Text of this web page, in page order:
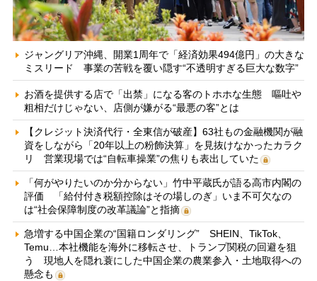
ジャングリア沖縄、開業1周年で「経済効果494億円」の大きな
ミスリード 事業の苦戦を覆い隠す“不透明すぎる巨大な数字”
お酒を提供する店で「出禁」になる客のトホホな生態 嘔吐や
粗相だけじゃない、店側が嫌がる“最悪の客”とは
【クレジット決済代行・全東信が破産】63社もの金融機関が融
資をしながら「20年以上の粉飾決算」を見抜けなかったカラク
リ 営業現場では“自転車操業”の焦りも表出していた
「何がやりたいのか分からない」竹中平蔵氏が語る高市内閣の
評価 「給付付き税額控除はその場しのぎ」いま不可欠なの
は“社会保障制度の改革議論”と指摘
急増する中国企業の“国籍ロンダリング” SHEIN、TikTok、
Temu…本社機能を海外に移転させ、トランプ関税の回避を狙
う 現地人を隠れ蓑にした中国企業の農業参入・土地取得への
懸念も